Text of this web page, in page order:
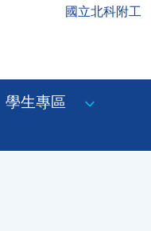
國立北科附工
學生專區